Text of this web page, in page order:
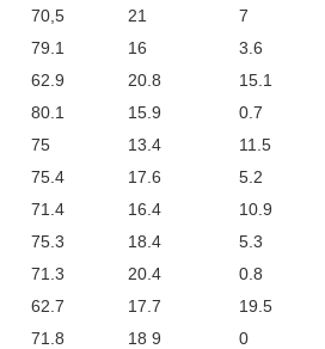
70,5 21
7
79.1 16
3.6
62.9 20.8
15.1
80.1 15.9
0.7
75 13.4
11.5
75.4 17.6
5.2
71.4 16.4
10.9
75.3 18.4
5.3
71.3 20.4
0.8
62.7 17.7
19.5
71.8 18 9
0